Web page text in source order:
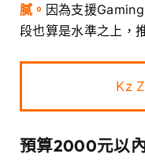
膩。 因為支援
段也算是水準之上，
Kz
預算2000元以